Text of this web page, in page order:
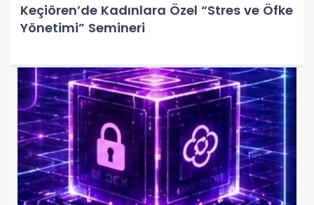
Keçiören’de Kadınlara Özel “Stres ve Öfke
Yönetimi” Semineri